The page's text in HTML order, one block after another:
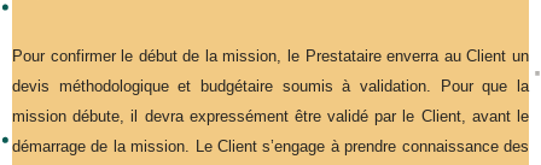
Pour confirmer le début de la mission, le Prestataire enverra au Client un
devis méthodologique et budgétaire soumis à validation. Pour que la
mission débute, il devra expressément être validé par le Client, avant le
démarrage de la mission. Le Client s’engage à prendre connaissance des